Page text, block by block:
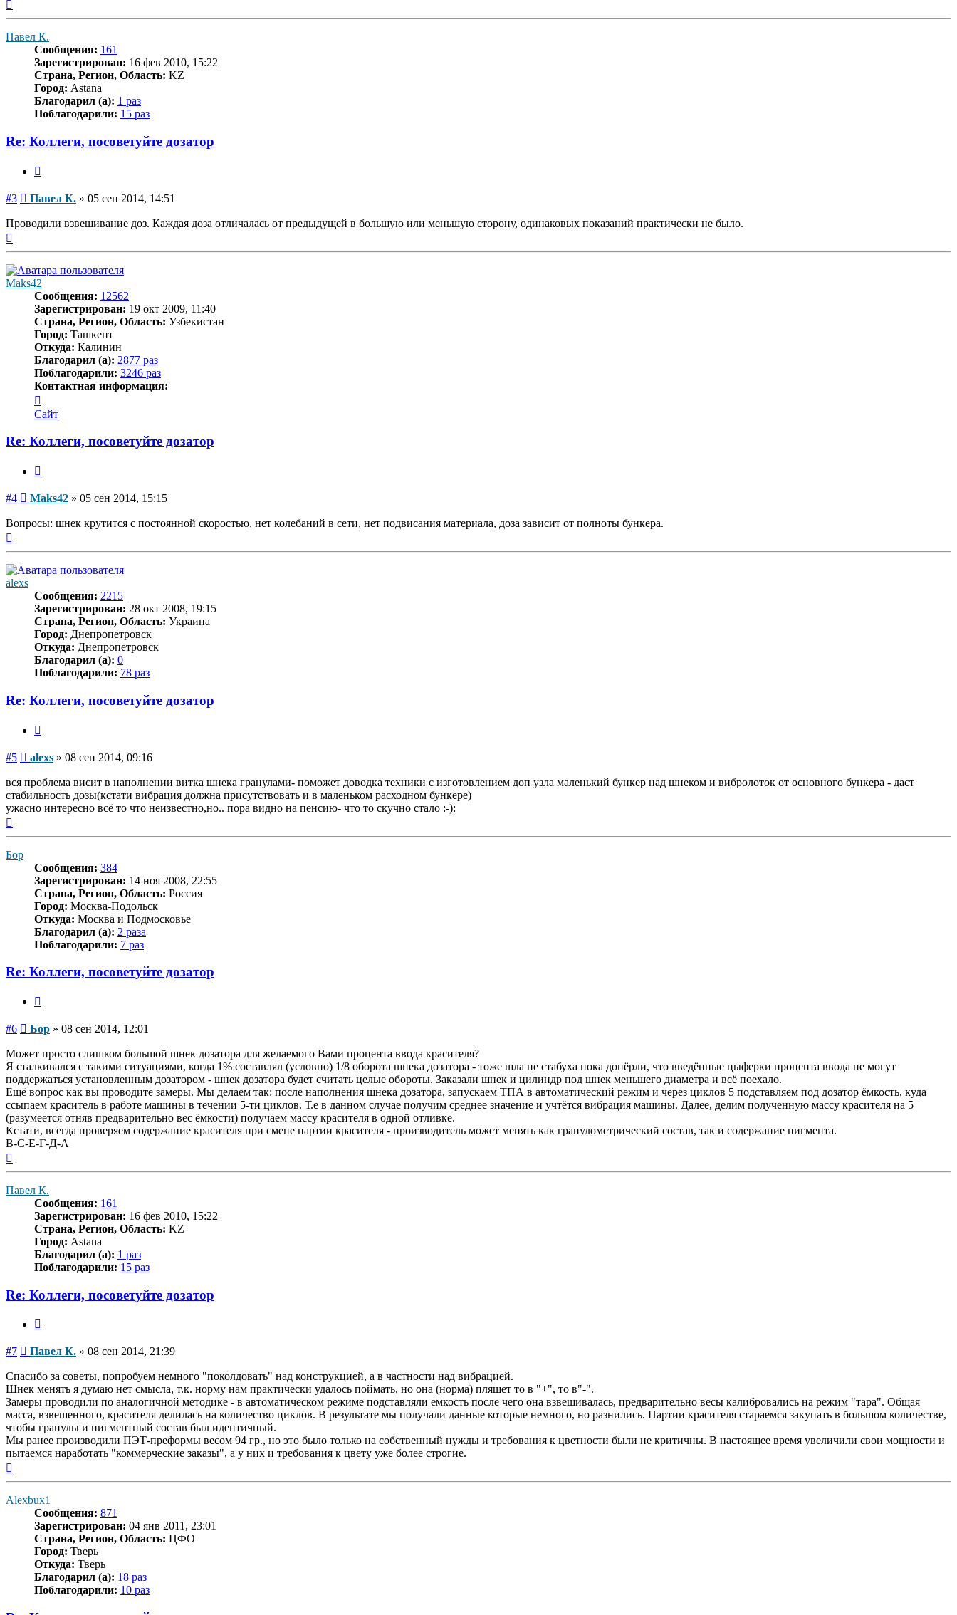
Павел К.
Сообщения: 161
Зарегистрирован: 16 фев 2010, 15:22
Страна, Регион, Область: KZ
Город: Astana
Благодарил (а): 1 раз
Поблагодарили: 15 раз
Re: Коллеги, посоветуйте дозатор
#3 Сообщение
Павел К. » 05 сен 2014, 14:51
Проводили взвешивание доз. Каждая доза отличалась от предыдущей в большую или меньшую сторону, одинаковых показаний практически не было.
Maks42
Сообщения: 12562
Зарегистрирован: 19 окт 2009, 11:40
Страна, Регион, Область: Узбекистан
Город: Ташкент
Откуда: Калинин
Благодарил (а): 2877 раз
Поблагодарили: 3246 раз
Контактная информация:
информация
пользователя
Сайт
Re: Коллеги, посоветуйте дозатор
#4 Сообщение
Maks42 » 05 сен 2014, 15:15
Вопросы: шнек крутится с постоянной скоростью, нет колебаний в сети, нет подвисания материала, доза зависит от полноты бункера.
alexs
Сообщения: 2215
Зарегистрирован: 28 окт 2008, 19:15
Страна, Регион, Область: Украина
Город: Днепропетровск
Откуда: Днепропетровск
Благодарил (а): 0
Поблагодарили: 78 раз
Re: Коллеги, посоветуйте дозатор
#5 Сообщение
alexs » 08 сен 2014, 09:16
вся проблема висит в наполнении витка шнека гранулами- поможет доводка техники с изготовлением доп узла маленький бункер над шнеком и вибролоток от основного бункера - даст
стабильность дозы(кстати вибрация должна присутствовать и в маленьком расходном бункере)
ужасно интересно всё то что неизвестно,но.. пора видно на пенсию- что то скучно стало :-):
Бор
Сообщения: 384
Зарегистрирован: 14 ноя 2008, 22:55
Страна, Регион, Область: Россия
Город: Москва-Подольск
Откуда: Москва и Подмосковье
Благодарил (а): 2 раза
Поблагодарили: 7 раз
Re: Коллеги, посоветуйте дозатор
#6 Сообщение
Бор » 08 сен 2014, 12:01
Может просто слишком большой шнек дозатора для желаемого Вами процента ввода красителя?
Я сталкивался с такими ситуациями, когда 1% составлял (условно) 1/8 оборота шнека дозатора - тоже шла не стабуха пока допёрли, что введённые цыферки процента ввода не могут
поддержаться установленным дозатором - шнек дозатора будет считать целые обороты. Заказали шнек и цилиндр под шнек меньшего диаметра и всё поехало.
Ещё вопрос как вы проводите замеры. Мы делаем так: после наполнения шнека дозатора, запускаем ТПА в автоматический режим и через циклов 5 подставляем под дозатор ёмкость, куда
ссыпаем краситель в работе машины в течении 5-ти циклов. Т.е в данном случае получим среднее значение и учтётся вибрация машины. Далее, делим полученную массу красителя на 5
(разумеется отняв предварительно вес ёмкости) получаем массу красителя в одной отливке.
Кстати, всегда проверяем содержание красителя при смене партии красителя - производитель может менять как гранулометрический состав, так и содержание пигмента.
В-С-Е-Г-Д-А
Павел К.
Сообщения: 161
Зарегистрирован: 16 фев 2010, 15:22
Страна, Регион, Область: KZ
Город: Astana
Благодарил (а): 1 раз
Поблагодарили: 15 раз
Re: Коллеги, посоветуйте дозатор
#7 Сообщение
Павел К. » 08 сен 2014, 21:39
Спасибо за советы, попробуем немного "поколдовать" над конструкцией, а в частности над вибрацией.
Шнек менять я думаю нет смысла, т.к. норму нам практически удалось поймать, но она (норма) пляшет то в "+", то в"-".
Замеры проводили по аналогичной методике - в автоматическом режиме подставляли емкость после чего она взвешивалась, предварительно весы калибровались на режим "тара". Общая
масса, взвешенного, красителя делилась на количество циклов. В результате мы получали данные которые немного, но разнились. Партии красителя стараемся закупать в большом количестве,
чтобы гранулы и пигментный состав был идентичный.
Мы ранее производили ПЭТ-преформы весом 94 гр., но это было только на собственный нужды и требования к цветности были не критичны. В настоящее время увеличили свои мощности и
пытаемся наработать "коммерческие заказы", а у них и требования к цвету уже более строгие.
к
Alexbux1
Сообщения: 871
Зарегистрирован: 04 янв 2011, 23:01
Страна, Регион, Область: ЦФО
Город: Тверь
Откуда: Тверь
Благодарил (а): 18 раз
Поблагодарили: 10 раз